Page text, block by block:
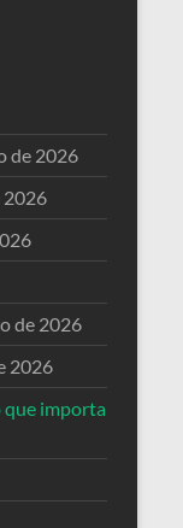
de 2026
2026
de 2026
2026
que importa